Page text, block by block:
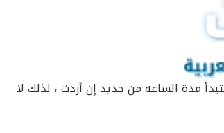
مدة الساعه من جديد إن أردت ، لذلك لا